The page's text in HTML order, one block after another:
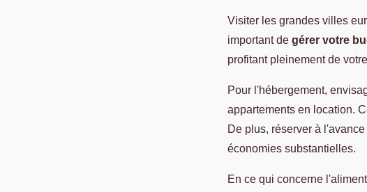
Visiter les grandes villes
important de gérer votre
profitant pleinement de
Pour l'hébergement,
appartements en location.
De plus, réserver à
économies substantielles.
En ce qui concerne